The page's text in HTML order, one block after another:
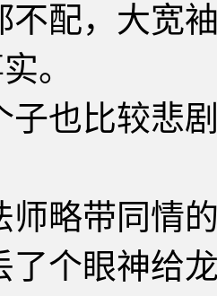
不配，大宽
。
比较悲剧
带同情的
眼神给龙